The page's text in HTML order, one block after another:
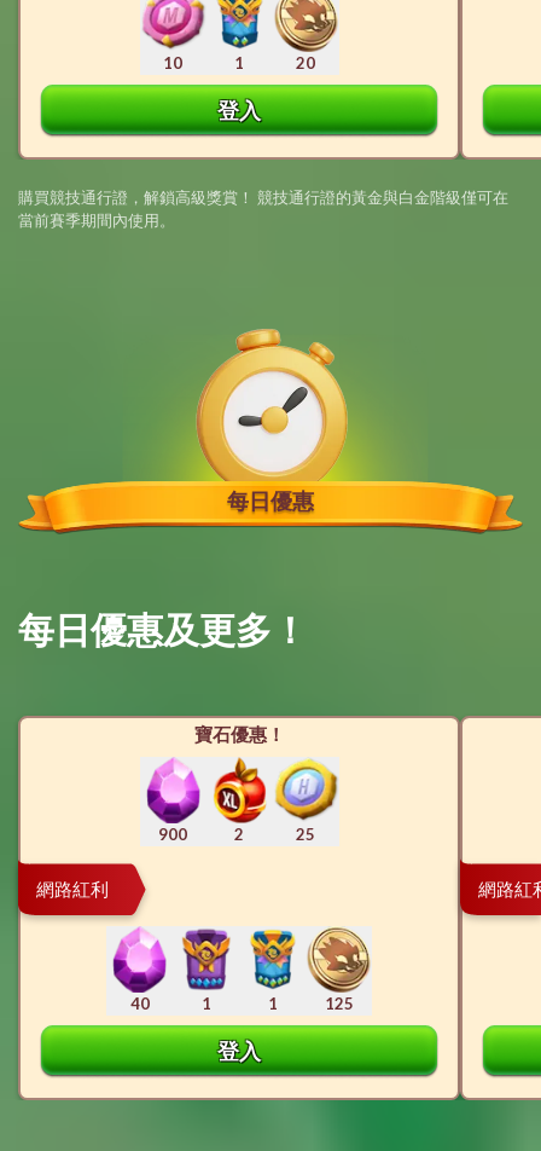
10 1 20
登入
購買競技通行證，解鎖高級獎賞！ 競技通行證的黃金與白金階級僅可在
當前賽季期間內使用。
每日優惠
每日優惠及更多！
寶石優惠！
900 2 25
網路紅利
40 1 1 125
登入
網路紅